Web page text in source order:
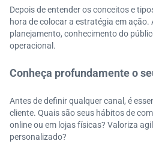
Depois de entender os conceitos e
hora de colocar a estratégia em
planejamento, conhecimento do
operacional.
Conheça profundamente o
Antes de definir qualquer canal, é
cliente. Quais são seus hábitos de
online ou em lojas físicas? Valoriza
personalizado?